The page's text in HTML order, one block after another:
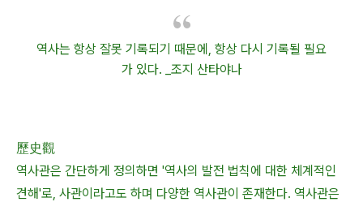
역사는 항상 잘못 기록되기 때문에, 항상 다시 기록될 필요
가 있다. _조지 산타야나
歷史觀
역사관은 간단하게 정의하면 '역사의 발전 법칙에 대한 체계적인
견해'로, 사관이라고도 하며 다양한 역사관이 존재한다. 역사관은